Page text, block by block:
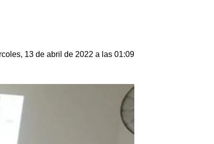
13 de abril de 2022 a las 01:09